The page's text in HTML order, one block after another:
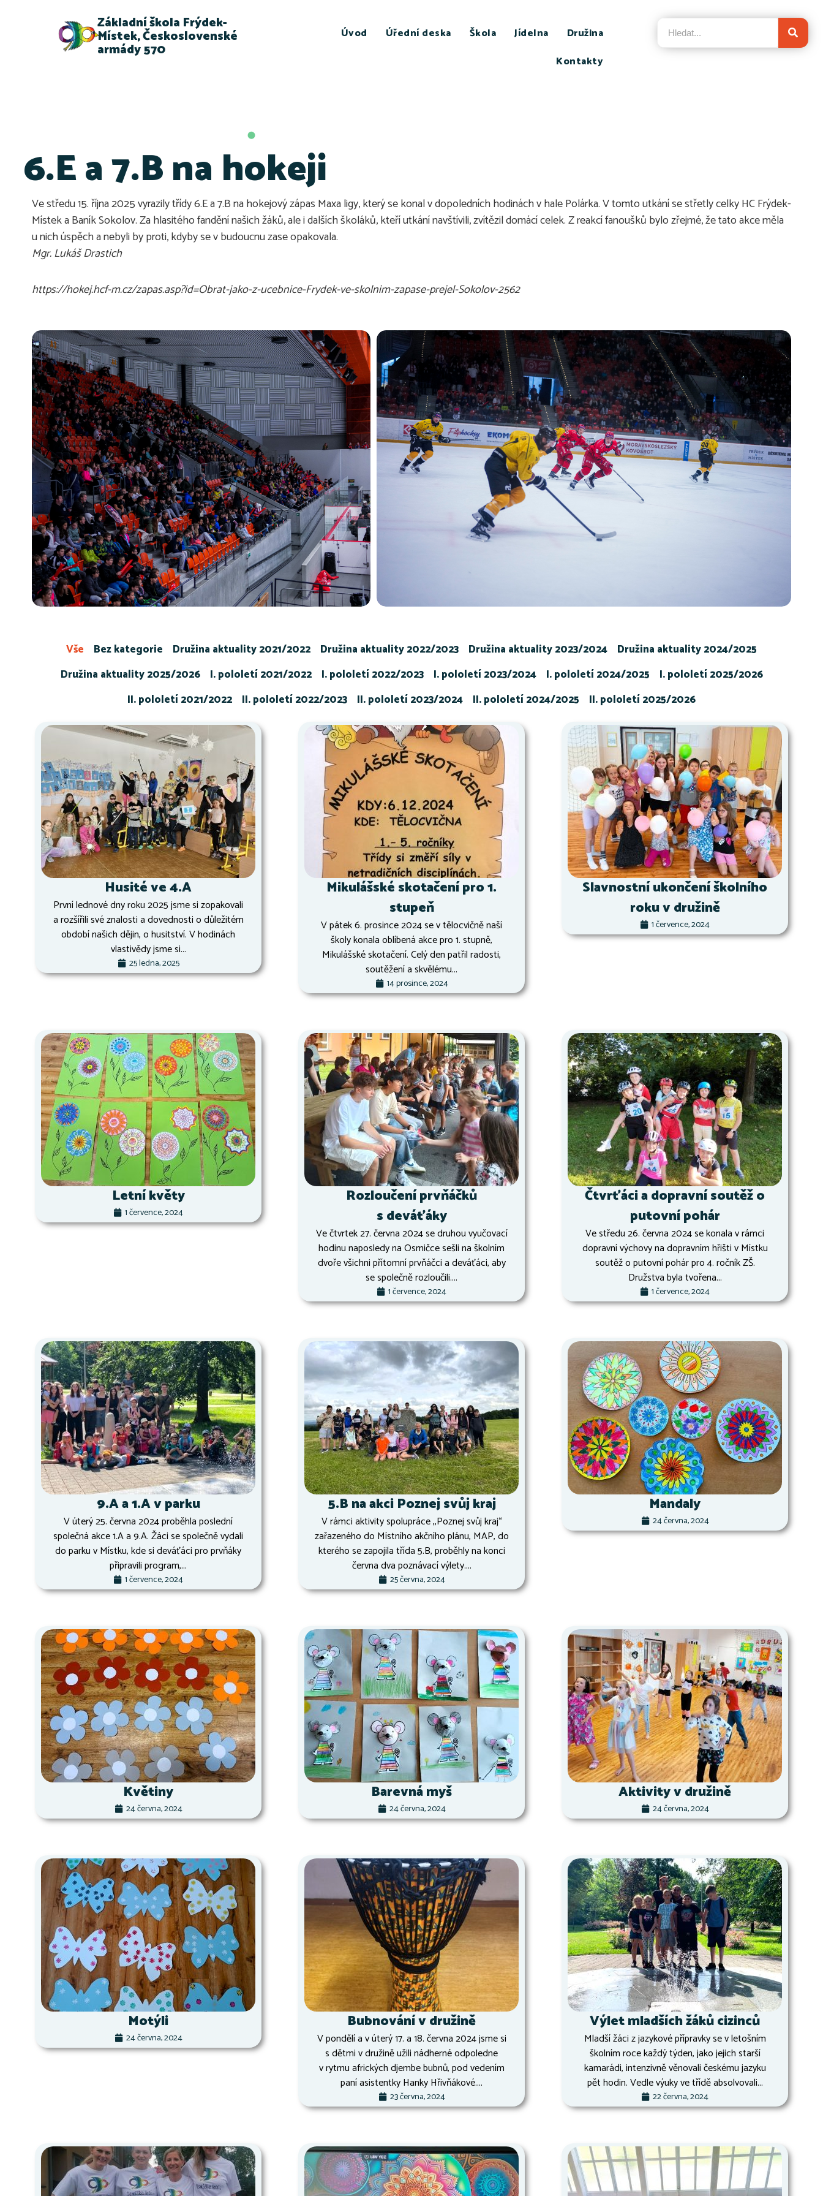
Základní škola Frýdek-
Místek, Československé
armády 570
Úvod Úřední deska Škola Jídelna
Družina
Kontakty
6.E a 7.B na hokeji
Ve středu 15. října 2025 vyrazily třídy 6.E a 7.B na hokejový zápas Maxa ligy, který se konal v dopoledních hodinách v hale Polárka. V tomto utkání se střetly celky HC Frýdek-
Místek a Baník Sokolov. Za hlasitého fandění našich žáků, ale i dalších školáků, kteří utkání navštívili, zvítězil domácí celek. Z reakcí fanoušků bylo zřejmé, že tato akce měla
u nich úspěch a nebyli by proti, kdyby se v budoucnu zase opakovala.
Mgr. Lukáš Drastich
https://hokej.hcf-m.cz/zapas.asp?id=Obrat-jako-z-ucebnice-Frydek-ve-skolnim-zapase-prejel-Sokolov-2562
Bez kategorie Družina aktuality 2021/2022 Družina aktuality 2022/2023 Družina aktuality 2023/2024
Družina aktuality 2024/2025
Družina aktuality 2025/2026
I. pololetí 2021/2022 I. pololetí 2022/2023 I. pololetí 2023/2024 I. pololetí 2024/2025
I. pololetí 2025/2026
II. pololetí 2021/2022
II. pololetí 2022/2023 II. pololetí 2023/2024 II. pololetí 2024/2025 II. pololetí 2025/2026
Vše
Husité ve 4.A
První lednové dny roku 2025 jsme si zopakovali
a rozšířili své znalosti a dovednosti o důležitém
období našich dějin, o husitství. V hodinách
vlastivědy jsme si...
25 ledna, 2025
Mikulášské skotačení pro 1.
stupeň
V pátek 6. prosince 2024 se v tělocvičně naší
školy konala oblíbená akce pro 1. stupně,
Mikulášské skotačení. Celý den patřil radosti,
soutěžení a skvělému...
14 prosince, 2024
Slavnostní ukončení školního
roku v družině
1 července, 2024
Letní květy
1 července, 2024
Rozloučení prvňáčků
s deváťáky
Ve čtvrtek 27. června 2024 se druhou vyučovací
hodinu naposledy na Osmičce sešli na školním
dvoře všichni přítomní prvňáčci a deváťáci, aby
se společně rozloučili....
1 července, 2024
Čtvrťáci a dopravní soutěž o
putovní pohár
Ve středu 26. června 2024 se konala v rámci
dopravní výchovy na dopravním hřišti v Místku
soutěž o putovní pohár pro 4. ročník ZŠ.
Družstva byla tvořena...
1 července, 2024
9.A a 1.A v parku
V úterý 25. června 2024 proběhla poslední
společná akce 1.A a 9.A. Žáci se společně vydali
do parku v Místku, kde si deváťáci pro prvňáky
připravili program,...
1 července, 2024
5.B na akci Poznej svůj kraj
V rámci aktivity spolupráce ,,Poznej svůj kraj“
zařazeného do Místního akčního plánu, MAP, do
kterého se zapojila třída 5.B, proběhly na konci
června dva poznávací výlety....
25 června, 2024
Mandaly
24 června, 2024
Květiny
24 června, 2024
Barevná myš
24 června, 2024
Aktivity v družině
24 června, 2024
Motýli
24 června, 2024
Bubnování v družině
V pondělí a v úterý 17. a 18. června 2024 jsme si
s dětmi v družině užili nádherné odpoledne
v rytmu afrických djembe bubnů, pod vedením
paní asistentky Hanky Hřivňákové....
23 června, 2024
Výlet mladších žáků cizinců
Mladší žáci z jazykové přípravky se v letošním
školním roce každý týden, jako jejich starší
kamarádi, intenzivně věnovali českému jazyku
pět hodin. Vedle výuky ve třídě absolvovali...
22 června, 2024